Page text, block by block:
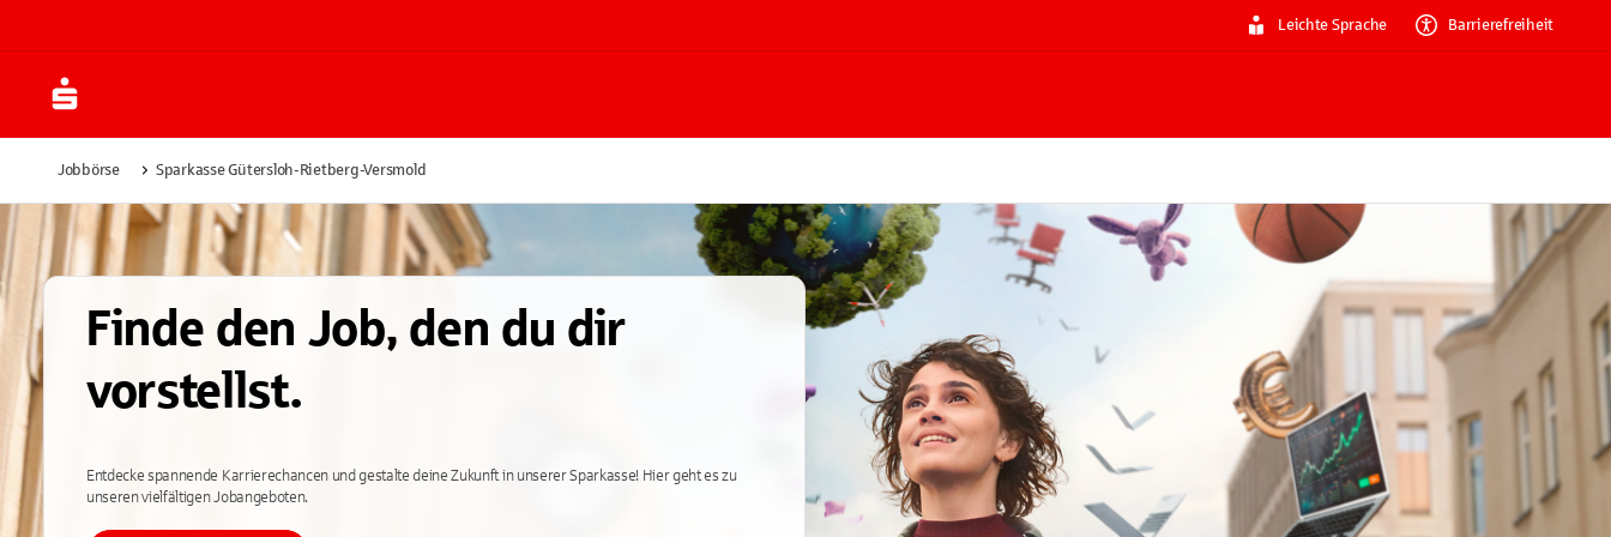
Leichte Sprache Barrierefreiheit
Jobbörse Sparkasse Gütersloh-Rietberg-Versmold
Finde den Job, den du dir
vorstellst.
Entdecke spannende Karrierechancen und gestalte deine Zukunft in unserer Sparkasse! Hier geht es zu
unseren vielfältigen Jobangeboten.